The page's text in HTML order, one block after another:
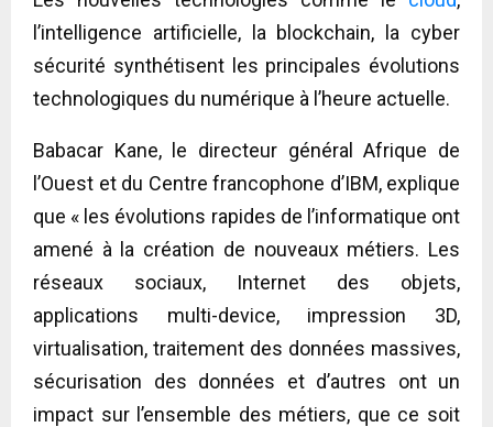
l’intelligence artificielle, la blockchain, la cyber
sécurité synthétisent les principales évolutions
technologiques du numérique à l’heure actuelle.
Babacar Kane, le directeur général Afrique de
l’Ouest et du Centre francophone d’IBM, explique
que « les évolutions rapides de l’informatique ont
amené à la création de nouveaux métiers. Les
réseaux sociaux, Internet des objets,
applications multi-device, impression 3D,
virtualisation, traitement des données massives,
sécurisation des données et d’autres ont un
impact sur l’ensemble des métiers, que ce soit